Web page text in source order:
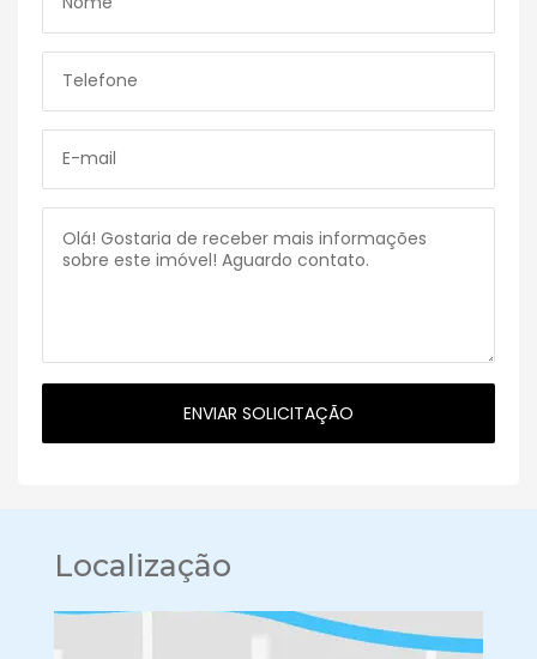
Localização